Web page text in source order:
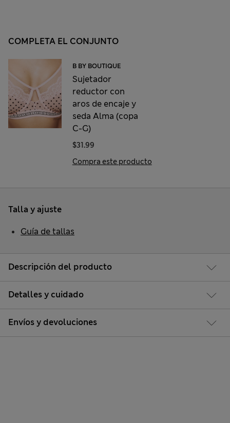
COMPLETA EL CONJUNTO
B BY BOUTIQUE
Sujetador
reductor con
aros de encaje y
seda Alma (copa
C-G)
$31.99
Compra este producto
Descripción del producto
Detalles y cuidado
Envíos y devoluciones
Talla y ajuste
Guía de tallas